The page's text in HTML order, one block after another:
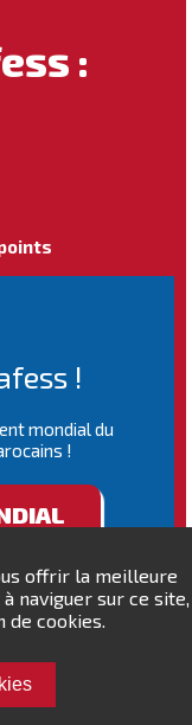
offrir la meilleure
naviguer sur ce site,
de cookies.
:
!
mondial du
!